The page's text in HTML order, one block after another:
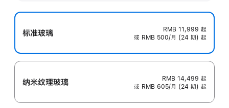
标准玻璃 RMB 11,999 起
或 RMB 500/月 (24 期) 起
纳米纹理玻璃 RMB 14,499 起
或 RMB 605/月 (24 期) 起